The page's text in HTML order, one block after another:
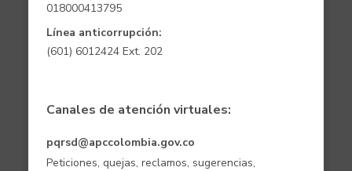
018000413795
Línea anticorrupción:
(601) 6012424 Ext. 202
Canales de atención virtuales:
pqrsd@apccolombia.gov.co
Peticiones, quejas, reclamos, sugerencias,